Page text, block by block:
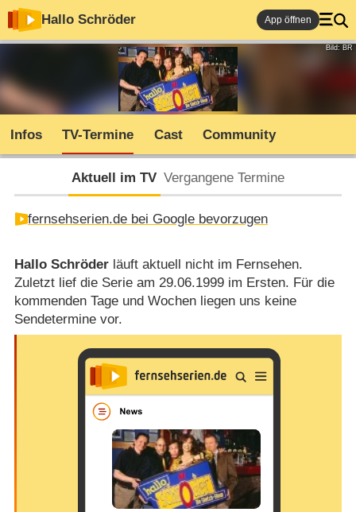
Hallo Schröder App öffnen
Bild: BR
Infos TV-Termine Cast Community
Aktuell im TV Vergangene Termine
fernsehserien.de bei Google bevorzugen
Hallo Schröderläuft aktuell nicht im Fernsehen.
Zuletzt lief die Serie am 29.06.1999 im Ersten. Für die
kommenden Tage und Wochen liegen uns keine
Sendetermine vor.